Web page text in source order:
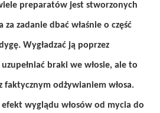
preparatów jest stworzonych
za zadanie dbać właśnie o część
Wygładzać ją poprzez
braki we włosie, ale to
faktycznym odżywianiem włosa.
efekt wyglądu włosów od mycia do